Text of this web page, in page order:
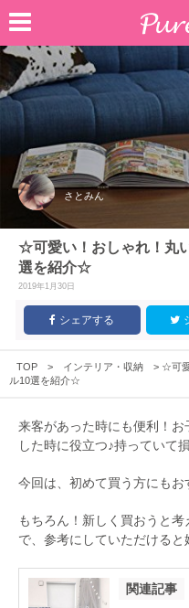
さとみん
☆可愛い！おしゃれ！丸
選を紹介☆
2019年1月30日
シェアする
TOP > インテリア・収納 > ☆可
ル10選を紹介☆
来客があった時にも便利！
した時に役立つ♪持っていて
今回は、初めて買う方にもお
もちろん！新しく買おうと
で、参考にしていただける
関連記事